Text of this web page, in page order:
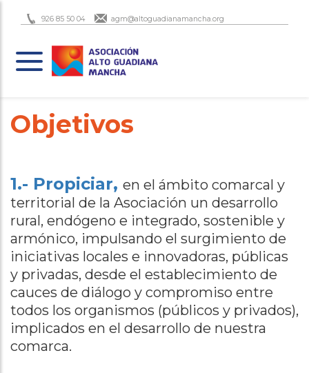
926 85 50 04 agm@altoguadianamancha.org
Objetivos
1.- Propiciar, en el ámbito comarcal y
territorial de la Asociación un desarrollo
rural, endógeno e integrado, sostenible y
armónico, impulsando el surgimiento de
iniciativas locales e innovadoras, públicas
y privadas, desde el establecimiento de
cauces de diálogo y compromiso entre
todos los organismos (públicos y privados),
implicados en el desarrollo de nuestra
comarca.